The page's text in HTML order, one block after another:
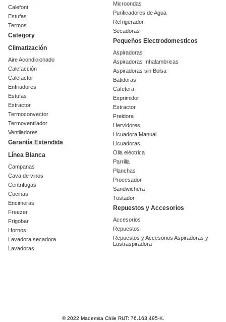
Calefont
Estufas
Termos
Category
Climatización
Aire Acondicionado
Calefacción
Calefactor
Enfriadores
Estufas
Extractor
Termoconvector
Termoventilador
Ventiladores
Garantía Extendida
Línea Blanca
Campanas
Cava de vinos
Centrifugas
Cocinas
Encimeras
Freezer
Frigobar
Hornos
Lavadora secadora
Lavadoras
Microondas
Purificadores de Agua
Refrigerador
Secadoras
Pequeños Electrodomesticos
Aspiradoras
Aspiradoras Inhalambricas
Aspiradoras sin Bolsa
Batidoras
Cafetera
Exprimidor
Extractor
Freidora
Hervidores
Licuadora Manual
Licuadoras
Olla eléctrica
Parrilla
Planchas
Procesador
Sandwichera
Tostador
Repuestos y Accesorios
Accesorios
Repuestos
Repuestos y Accesorios Aspiradoras y
Lustraspiradora
© 2022 Mademsa Chile RUT: 76.163.495-K.